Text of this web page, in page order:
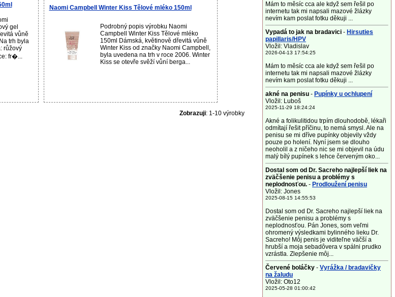
gel
vůně
trh byla
růžový
fr�...
Naomi Campbell Winter Kiss Tělové mléko 150ml
Podrobný popis výrobku Naomi
Campbell Winter Kiss Tělové mléko
150ml Dámská, květinově dřevitá vůně
Winter Kiss od značky Naomi Campbell,
byla uvedena na trh v roce 2006. Winter
Kiss se otevře svěží vůní berga...
Zobrazuji: 1-10 výrobky
Mám to měsíc cca ale když sem řešil po
internetu tak mi napsali mazové žlázky
nevím kam poslat fotku děkuji ...
Vypadá to jak na bradavici - Hirsuties
papillaris/HPV
Vložil: Vladislav
2026-04-13 17:54:25
Mám to měsíc cca ale když sem řešil po
internetu tak mi napsali mazové žlázky
nevím kam poslat fotku děkuji ...
akné na penisu - Pupínky u ochlupení
Vložil: Luboš
2025-11-29 18:24:24
Akné a folikulitidou trpím dlouhodobě, lékaři
odmítají řešit příčinu, to nemá smysl. Ale na
penisu se mi dříve pupínky objevily vždy
pouze po holení. Nyní jsem se dlouho
neoholil a z ničeho nic se mi objevil na údu
malý bílý pupínek s lehce červeným oko...
Dostal som od Dr. Sacreho najlepší liek na
zväčšenie penisu a problémy s
neplodnosťou. - Prodloužení penisu
Vložil: Jones
2025-08-15 14:55:53
Dostal som od Dr. Sacreho najlepší liek na
zväčšenie penisu a problémy s
neplodnosťou. Pán Jones, som veľmi
ohromený výsledkami bylinného lieku Dr.
Sacreho! Môj penis je viditeľne väčší a
hrubší a moja sebadôvera v spálni prudko
vzrástla. Zlepšenie môj...
Červené boláčky - Vyrážka / bradavičky
na žaludu
Vložil: Oto12
2025-05-28 01:00:42